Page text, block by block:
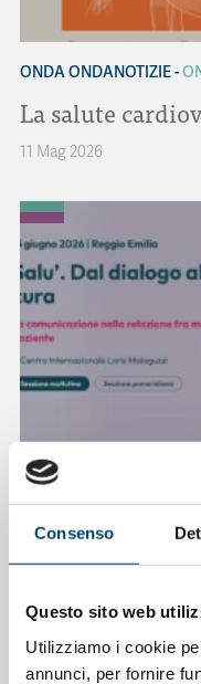
Consenso
Questo sito web
Utilizziamo i cookie
annunci, per fornire
ONDA ONDANOTIZIE
La salute
11 Mag 2026
ONDA PER IL SISTEMA
Salu’. Dal
15 Apr 2026